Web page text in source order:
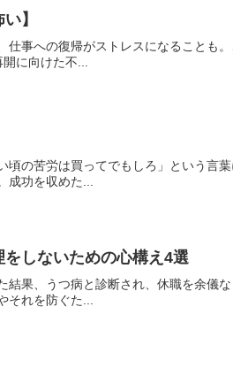
】
事への復帰がストレスになることも
に向けた不...
の苦労は買ってでもしろ」という言
功を収めた...
をしないための心構え4選
果、うつ病と診断され、休職を余儀
それを防ぐた...